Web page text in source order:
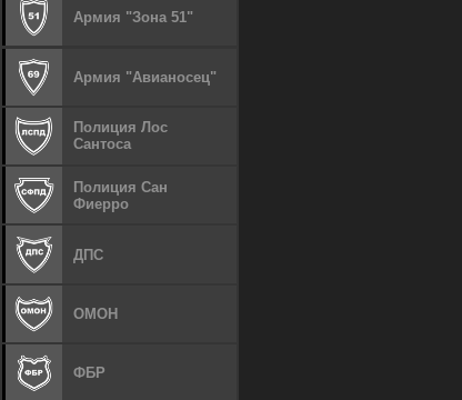
Армия "Зона 51"
Армия "Авианосец"
Полиция Лос
Сантоса
Полиция Сан
Фиерро
ДПС
ОМОН
ФБР